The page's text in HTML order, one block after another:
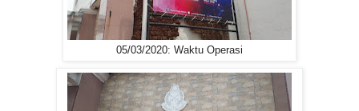
05/03/2020: Waktu Operasi